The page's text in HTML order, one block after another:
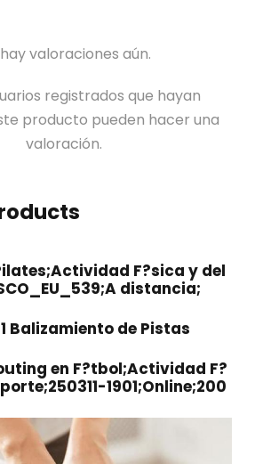
valoraciones aún.
registrados que hayan
producto pueden hacer una
valoración.
F?sica y del
distancia;
Balizamiento de Pistas
en F?tbol;Actividad F?
1901;Online;200